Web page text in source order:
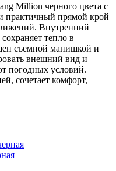
Million черного цвета с
практичный прямой крой
Внутренний
тепло в
съемной манишкой и
внешний вид и
погодных условий.
сочетает комфорт,